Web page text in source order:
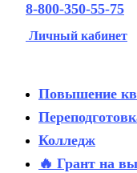
8-800-350-55-75
Личный кабинет
Повышение
Колледж
🔥 Грант на